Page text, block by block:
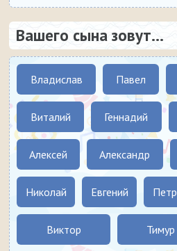
Вашего сына зовут...
Владислав Павел
Виталий Геннадий
Алексей Александр
Николай Евгений Петр
Виктор Тимур